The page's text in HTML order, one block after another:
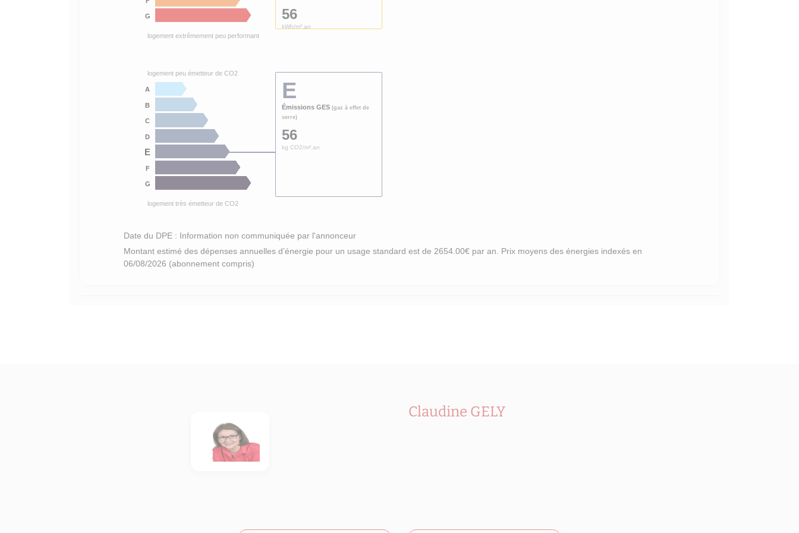
56
kWh/m².an
G
logement extrêmement peu performant
E
Émissions GES (gaz à effet de
serre)
56
kg CO2/m².an
A
B
C
D
E
F
G
logement peu émetteur de CO2
logement très émetteur de CO2
Date du DPE : Information non communiquée par l'annonceur
Montant estimé des dépenses annuelles d’énergie pour un usage standard est de 2654.00€ par an. Prix moyens des énergies indexés en
06/08/2026 (abonnement compris)
Claudine GELY